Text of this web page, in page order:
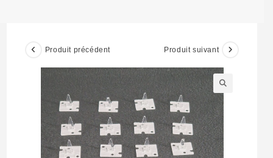
Produit précédent Produit suivant
🔍